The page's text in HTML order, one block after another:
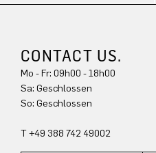
CONTACT US.
Mo - Fr: 09h00 - 18h00
Sa: Geschlossen
So: Geschlossen
T +49 388 742 49002